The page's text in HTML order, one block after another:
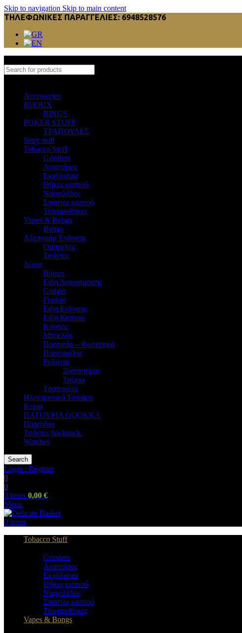
Skip to navigation Skip to main content
ΤΗΛΕΦΩΝΙΚΕΣ ΠΑΡΑΓΓΕΛΙΕΣ: 6948528576
Accessories
BIJOUX
RINGS
POKER STUFF
ΤΡΑΠΟΥΛΕΣ
Sexy stuff
Tobacco Stuff
Grinders
Αναπτήρες
Εκχύλισμα
Θήκες καπνού
Ναργιλέδες
Σπάστες καπνού
Τσιγαροθήκες
Vapes & Bongs
Bongs
Αξεσουάρ Ένδυσης
Oμπρελες
Τσάντες
Δώρα
Bijoux
Eιδη Διακοσμησης
Gadget
Γυαλια
Ειδη Ενδυσης
Ειδη Καπνου
Κουπες
Μπρελόκ
Πορτατίφ – Φωτιστικά
Πορτοφόλια
Ρολόγια
Ξυπνητήρια
Τοίχου
Τραπουλες
Ηλεκτρονικό Τσιγάρο
Κερια
ΠΑΓΟΥΡΙΑ QUOKKA
Παιχνιδια
Τσάντες backpack.
Watches
Search
Login / Register
0
0
0 items 0,00 €
Menu
0 items
Tobacco Stuff
Grinders
Αναπτήρες
Εκχύλισμα
Θήκες καπνού
Ναργιλέδες
Σπάστες καπνού
Τσιγαροθήκες
Vapes & Bongs